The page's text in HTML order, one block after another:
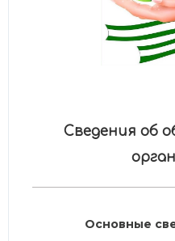
Сведения об
Основные